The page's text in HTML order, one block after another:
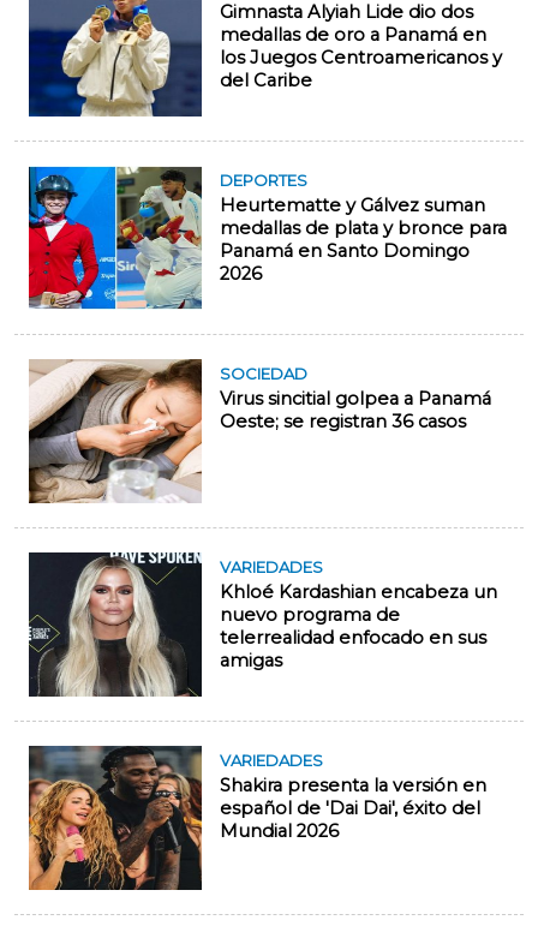
Gimnasta Alyiah Lide dio dos
medallas de oro a Panamá en
los Juegos Centroamericanos y
del Caribe
DEPORTES
Heurtematte y Gálvez suman
medallas de plata y bronce para
Panamá en Santo Domingo
2026
SOCIEDAD
Virus sincitial golpea a Panamá
Oeste; se registran 36 casos
VARIEDADES
Khloé Kardashian encabeza un
nuevo programa de
telerrealidad enfocado en sus
amigas
VARIEDADES
Shakira presenta la versión en
español de 'Dai Dai', éxito del
Mundial 2026